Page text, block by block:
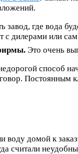
завод, где вода
с дилерами или
Это очень
способ
Постоянным
домой к
считали